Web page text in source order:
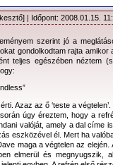
| Időpont: 2008.01.15.
szerint jó a
gondolkodtam rajta amikor
teljes egészében néztem
Azaz az ő ‘teste a
úgy éreztem, hogy a
valóját, amely a dal címe
eszközével él. Mert ha
maga a végtelen az
elmerül és megnyugszik,